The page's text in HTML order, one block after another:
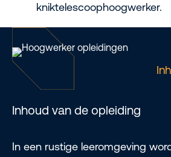
kniktelescoophoogwerker.
Inhoud van de opleiding
In een rustige leeromgeving